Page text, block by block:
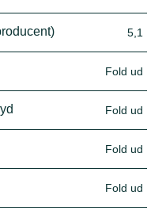
5,1
Fold ud
Fold ud
Fold ud
Fold ud